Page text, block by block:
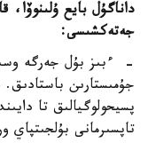
داناگۇل بايع ۇلىنوۆا،
جەتەكشىسى:
- ءبىز بۇل جەرگە
جۇمىستارىن باستادىق.
پسيحولوگيالىق تا
تاپسىرمانى بۇلجىتپاي